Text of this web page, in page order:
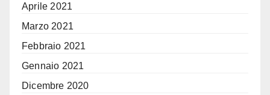
Aprile 2021
Marzo 2021
Febbraio 2021
Gennaio 2021
Dicembre 2020